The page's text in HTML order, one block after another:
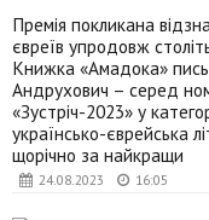
24.08.2023 16:05
Премія покликана
євреїв упродовж
Книжка «Амадока»
Андрухович – серед
«Зустріч-2023» у
українсько-єврейська
щорічно за найкращи